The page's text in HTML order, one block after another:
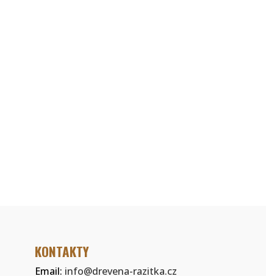
KONTAKTY
Email: info@drevena-razitka.cz